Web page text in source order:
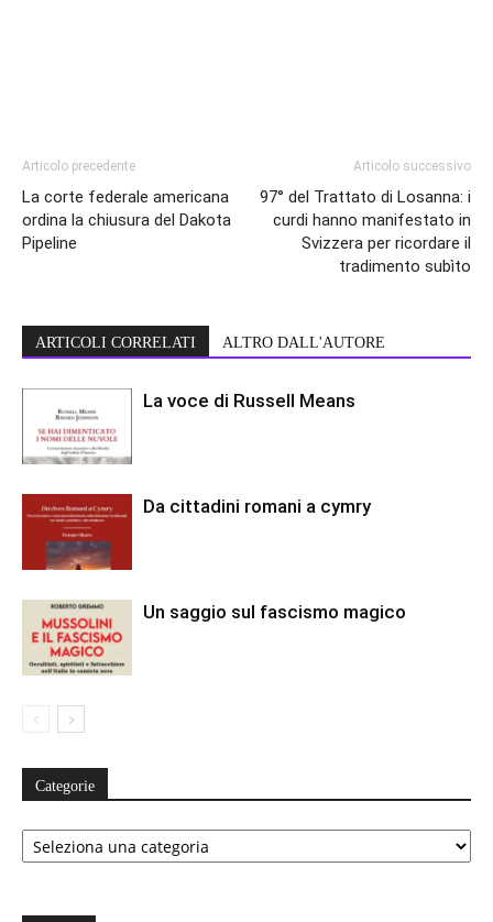
Articolo precedente
La corte federale americana
ordina la chiusura del Dakota
Pipeline
Articolo successivo
97° del Trattato di Losanna: i
curdi hanno manifestato in
Svizzera per ricordare il
tradimento subìto
ARTICOLI CORRELATI ALTRO DALL'AUTORE
La voce di Russell Means
Da cittadini romani a cymry
Un saggio sul fascismo magico
Categorie
Categorie